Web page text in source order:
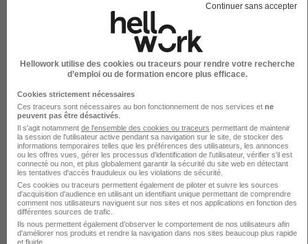
Voir toutes les offres d’emploi pour Mécanicien industriel
Secteurs et entreprises qui recrutent
le plus
1 Services aux Entreprises
425 jobs
Continuer sans accepter
Hellowork utilise des cookies ou traceurs pour rendre votre recherche
d’emploi ou de formation encore plus efficace.
Cookies strictement nécessaires
Ces traceurs sont nécessaires au bon fonctionnement de nos services et ne
peuvent pas être désactivés
Il s'agit notamment de l'ensemble des cookies ou traceurs permettant de maintenir
la session de l'utilisateur active pendant sa navigation sur le site, de stocker des
informations temporaires telles que les préférences des utilisateurs, les annonces
ou les offres vues, gérer les processus d'identification de l'utilisateur, vérifier s'il est
connecté ou non, et plus globalement garantir la sécurité du site web en détectant
les tentatives d'accès frauduleux ou les violations de sécurité.
Ces cookies ou traceurs permettent également de piloter et suivre les sources
d'acquisition d'audience en utilisant un identifiant unique permettant de comprendre
comment nos utilisateurs naviguent sur nos sites et nos applications en fonction des
différentes sources de trafic.
Ils nous permettent également d’observer le comportement de nos utilisateurs afin
d'améliorer nos produits et rendre la navigation dans nos sites beaucoup plus rapide
et fluide.